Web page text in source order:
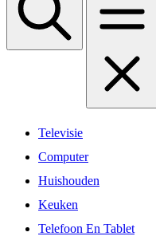
Televisie
Computer
Huishouden
Keuken
Telefoon En Tablet